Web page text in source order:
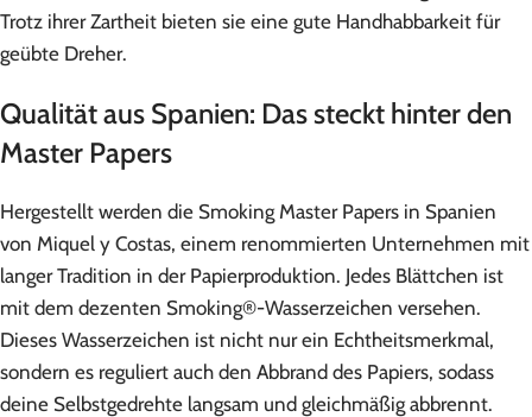
Trotz ihrer Zartheit bieten sie eine gute Handhabbarkeit für
geübte Dreher.
Qualität aus Spanien: Das steckt hinter den
Master Papers
Hergestellt werden die Smoking Master Papers in Spanien
von Miquel y Costas, einem renommierten Unternehmen mit
langer Tradition in der Papierproduktion. Jedes Blättchen ist
mit dem dezenten Smoking®-Wasserzeichen versehen.
Dieses Wasserzeichen ist nicht nur ein Echtheitsmerkmal,
sondern es reguliert auch den Abbrand des Papiers, sodass
deine Selbstgedrehte langsam und gleichmäßig abbrennt.